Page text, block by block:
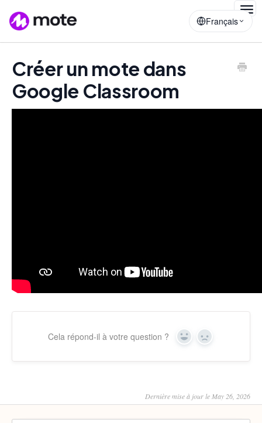
Français
Créer un mote dans
Google Classroom
Cela répond-il à votre question ? Yes No
Dernière mise à jour le May 26, 2026